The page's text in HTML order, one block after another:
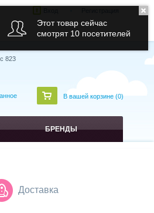
Доставка
823
В вашей корзине (0)
БРЕНДЫ
Этот товар сейчас
смотрят 10 посетителей